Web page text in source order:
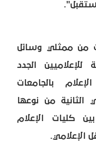
من ممثلي وسائل
للإعلاميين الجدد
بالجامعات
من نوعها
كليات الإعلام
الإعلامي.